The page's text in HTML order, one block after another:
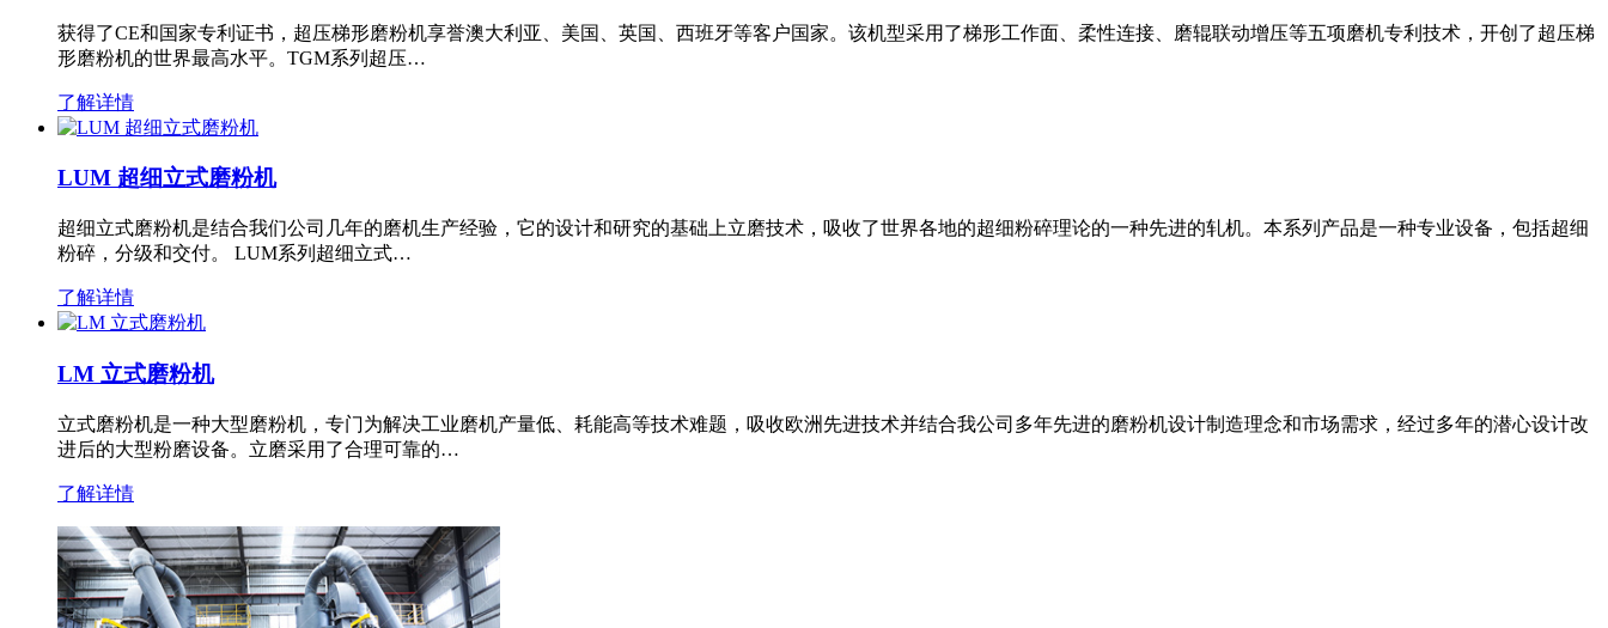
获得了CE和国家专利证书，超压梯形磨粉机享誉澳大利亚、美国、英国、西班牙等客户国家。该机型采用了梯形工作面、柔性连接、磨辊联动增压等五项磨机专利技术，开创了超压梯
形磨粉机的世界最高水平。TGM系列超压…
了解详情
LUM 超细立式磨粉机
超细立式磨粉机是结合我们公司几年的磨机生产经验，它的设计和研究的基础上立磨技术，吸收了世界各地的超细粉碎理论的一种先进的轧机。本系列产品是一种专业设备，包括超细
粉碎，分级和交付。 LUM系列超细立式…
了解详情
LM 立式磨粉机
立式磨粉机是一种大型磨粉机，专门为解决工业磨机产量低、耗能高等技术难题，吸收欧洲先进技术并结合我公司多年先进的磨粉机设计制造理念和市场需求，经过多年的潜心设计改
进后的大型粉磨设备。立磨采用了合理可靠的…
了解详情